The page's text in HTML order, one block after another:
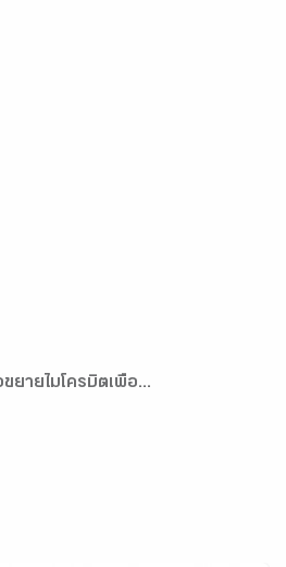
ยายไมโครบิตเพื่อ...